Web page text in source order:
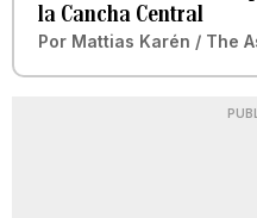
la Cancha Central
Por Mattias Karén / The